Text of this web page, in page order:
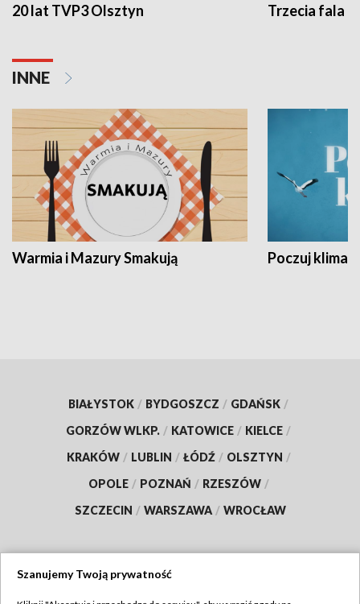
20 lat TVP3 Olsztyn Trzecia fala -
INNE
Warmia i Mazury Smakują Poczuj klimat
BIAŁYSTOK / BYDGOSZCZ / GDAŃSK /
GORZÓW WLKP. / KATOWICE / KIELCE /
KRAKÓW / LUBLIN / ŁÓDŹ / OLSZTYN /
OPOLE / POZNAŃ / RZESZÓW /
SZCZECIN / WARSZAWA / WROCŁAW
Szanujemy Twoją prywatność